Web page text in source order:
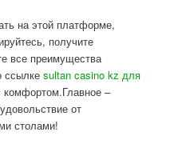
на этой платформе,
получите
все преимущества
ссылкеsultan casino kz для
комфортом.Главное –
от
столами!